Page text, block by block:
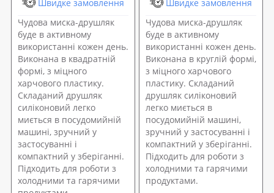
Швидке замовлення
Чудова миска-друшляк
буде в активному
використанні кожен день.
Виконана в квадратній
формі, з міцного
харчового пластику.
Складаний друшляк
силіконовий легко
миється в посудомийній
машині, зручний у
застосуванні і
компактний у зберіганні.
Підходить для роботи з
холодними та гарячими
Швидке замовлення
Чудова миска-друшляк
буде в активному
використанні кожен день.
Виконана в круглій формі,
з міцного харчового
пластику. Складаний
друшляк силіконовий
легко миється в
посудомийній машині,
зручний у застосуванні і
компактний у зберіганні.
Підходить для роботи з
холодними та гарячими
продуктами.